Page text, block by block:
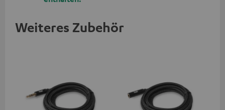
Weiteres Zubehör